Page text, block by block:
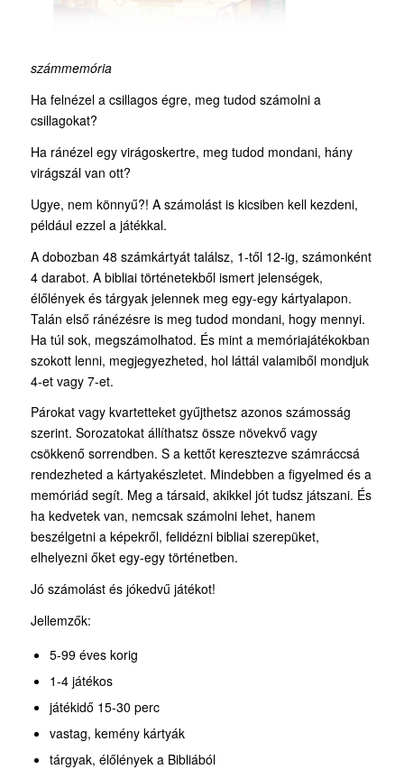
számmemória
Ha felnézel a csillagos égre, meg tudod számolni a
csillagokat?
Ha ránézel egy virágoskertre, meg tudod mondani, hány
virágszál van ott?
Ugye, nem könnyű?! A számolást is kicsiben kell kezdeni,
például ezzel a játékkal.
A dobozban 48 számkártyát találsz, 1-től 12-ig, számonként
4 darabot. A bibliai történetekből ismert jelenségek,
élőlények és tárgyak jelennek meg egy-egy kártyalapon.
Talán első ránézésre is meg tudod mondani, hogy mennyi.
Ha túl sok, megszámolhatod. És mint a memóriajátékokban
szokott lenni, megjegyezheted, hol láttál valamiből mondjuk
4-et vagy 7-et.
Párokat vagy kvartetteket gyűjthetsz azonos számosság
szerint. Sorozatokat állíthatsz össze növekvő vagy
csökkenő sorrendben. S a kettőt keresztezve számráccsá
rendezheted a kártyakészletet. Mindebben a figyelmed és a
memóriád segít. Meg a társaid, akikkel jót tudsz játszani. És
ha kedvetek van, nemcsak számolni lehet, hanem
beszélgetni a képekről, felidézni bibliai szerepüket,
elhelyezni őket egy-egy történetben.
Jó számolást és jókedvű játékot!
Jellemzők:
5-99 éves korig
1-4 játékos
játékidő 15-30 perc
vastag, kemény kártyák
tárgyak, élőlények a Bibliából